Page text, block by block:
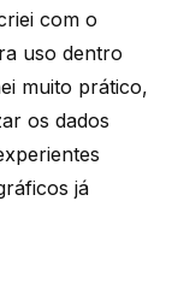
com o
uso dentro
muito prático,
os dados
já